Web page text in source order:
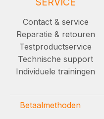
Contact & service
Reparatie & retouren
Testproductservice
Technische support
Individuele trainingen
Betaalmethoden